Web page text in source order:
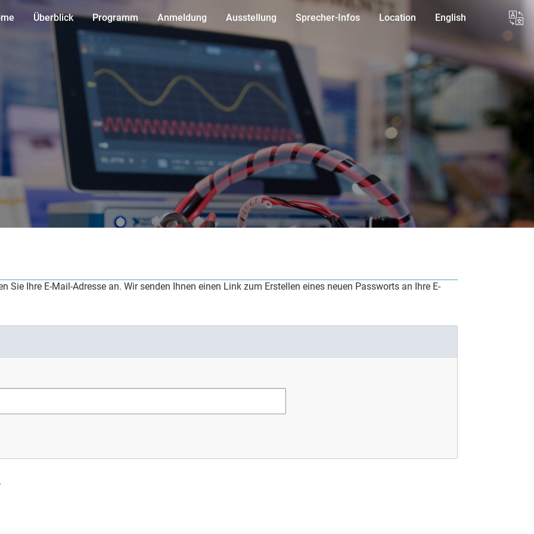
Überblick Programm Anmeldung Ausstellung Sprecher-Infos Location English
Sie Ihre E-Mail-Adresse an. Wir senden Ihnen einen Link zum Erstellen eines neuen Passworts an Ihre E-